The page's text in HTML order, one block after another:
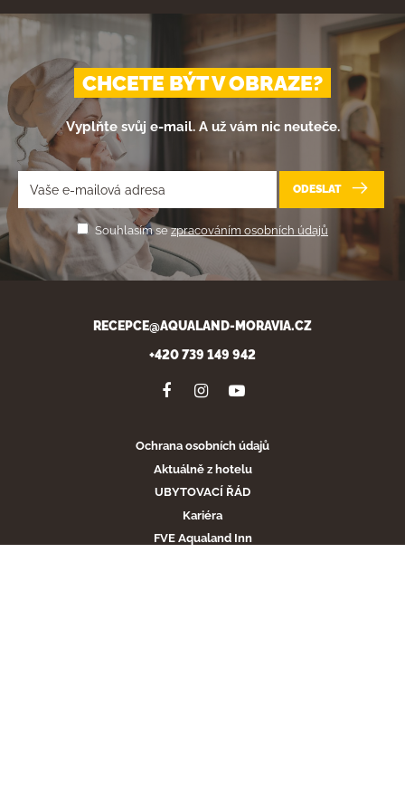
CHCETE BÝT V OBRAZE?
Vyplňte svůj e-mail. A už vám nic neuteče.
ODESLAT
Souhlasím sezpracováním osobních údajů
RECEPCE@AQUALAND-MORAVIA.CZ
+420 739 149 942
Ochrana osobních údajů
Aktuálně z hotelu
UBYTOVACÍ ŘÁD
Kariéra
FVE Aqualand Inn